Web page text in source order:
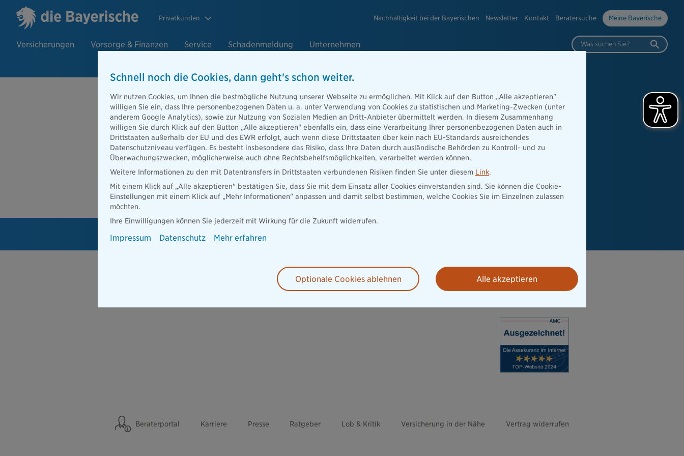
Privatkunden Nachhaltigkeit bei der Bayerischen Newsletter Kontakt Beratersuche Meine Bayerische
Versicherungen Vorsorge & Finanzen Service Schadenmeldung Unternehmen Was suchen Sie?
Beratersuche
PLZ oder Ort Berater
Beratersuche
PLZ oder Ort
Berater finden
Beraterportal Karriere Presse Ratgeber Lob & Kritik Versicherung in der Nähe Vertrag widerrufen
Schnell noch die Cookies, dann geht's schon weiter.
Wir nutzen Cookies, um Ihnen die bestmögliche Nutzung unserer Webseite zu ermöglichen. Mit Klick auf den Button „Alle akzeptieren"
willigen Sie ein, dass Ihre personenbezogenen Daten u. a. unter Verwendung von Cookies zu statistischen und Marketing-Zwecken (unter
anderem Google Analytics), sowie zur Nutzung von Sozialen Medien an Dritt-Anbieter übermittelt werden. In diesem Zusammenhang
willigen Sie durch Klick auf den Button „Alle akzeptieren" ebenfalls ein, dass eine Verarbeitung Ihrer personenbezogenen Daten auch in
Drittstaaten außerhalb der EU und des EWR erfolgt, auch wenn diese Drittstaaten über kein nach EU-Standards ausreichendes
Datenschutzniveau verfügen. Es besteht insbesondere das Risiko, dass Ihre Daten durch ausländische Behörden zu Kontroll- und zu
Überwachungszwecken, möglicherweise auch ohne Rechtsbehelfsmöglichkeiten, verarbeitet werden können.
Weitere Informationen zu den mit Datentransfers in Drittstaaten verbundenen Risiken finden Sie unter diesem Link.
Mit einem Klick auf „Alle akzeptieren" bestätigen Sie, dass Sie mit dem Einsatz aller Cookies einverstanden sind. Sie können die Cookie-
Einstellungen mit einem Klick auf „Mehr Informationen" anpassen und damit selbst bestimmen, welche Cookies Sie im Einzelnen zulassen
möchten.
Ihre Einwilligungen können Sie jederzeit mit Wirkung für die Zukunft widerrufen.
Impressum Datenschutz Mehr erfahren
Optionale Cookies ablehnen Alle akzeptieren